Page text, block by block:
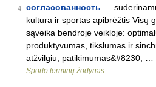
4 согласованность —
kultūra ir sportas apibrėžtis Visų
sąveika bendroje veikloje:
produktyvumas, tikslumas ir
atžvilgiu, patikimumas&#8230; …
Sporto terminų žodynas